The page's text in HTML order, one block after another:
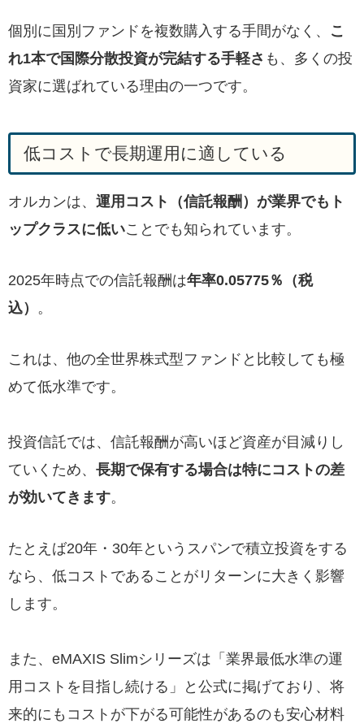
個別に国別ファンドを複数購入する手間がなく、 こ
れ1本で国際分散投資が完結する手軽さ も、多くの投
資家に選ばれている理由の一つです。
低コストで長期運用に適している
オルカンは、 運用コスト（信託報酬）が業界でもト
ップクラスに低いことでも知られています。
2025年時点での信託報酬は年率0.05775％（税
込） 。
これは、他の全世界株式型ファンドと比較しても極
めて低水準です。
投資信託では、信託報酬が高いほど資産が目減りし
ていくため、 長期で保有する場合は特にコストの差
が効いてきます。
たとえば20年・30年というスパンで積立投資をする
なら、低コストであることがリターンに大きく影響
します。
また、eMAXIS Slimシリーズは「業界最低水準の運
用コストを目指し続ける」と公式に掲げており、将
来的にもコストが下がる可能性があるのも安心材料